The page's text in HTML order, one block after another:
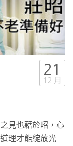
21
12 月
見也藉於昭，心
理才能綻放光